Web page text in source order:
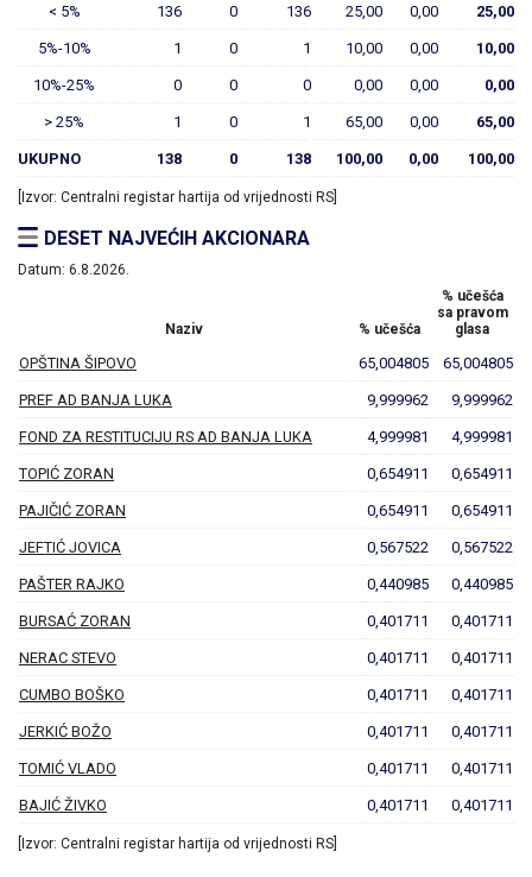
< 5% 136 0 136 25,00 0,00 25,00
5%-10% 1 0 1 10,00 0,00 10,00
10%-25% 0 0 0 0,00 0,00 0,00
> 25% 1 0 1 65,00 0,00 65,00
UKUPNO 138 0 138 100,00 0,00 100,00
[Izvor: Centralni registar hartija od vrijednosti RS]
DESET NAJVEĆIH AKCIONARA
Datum: 6.8.2026.
Naziv % učešća
% učešća
sa pravom
glasa
OPŠTINA ŠIPOVO 65,004805 65,004805
PREF AD BANJA LUKA 9,999962 9,999962
FOND ZA RESTITUCIJU RS AD BANJA LUKA 4,999981 4,999981
TOPIĆ ZORAN 0,654911 0,654911
PAJIČIĆ ZORAN 0,654911 0,654911
JEFTIĆ JOVICA 0,567522 0,567522
PAŠTER RAJKO 0,440985 0,440985
BURSAĆ ZORAN 0,401711 0,401711
NERAC STEVO 0,401711 0,401711
CUMBO BOŠKO 0,401711 0,401711
JERKIĆ BOŽO 0,401711 0,401711
TOMIĆ VLADO 0,401711 0,401711
BAJIĆ ŽIVKO 0,401711 0,401711
[Izvor: Centralni registar hartija od vrijednosti RS]